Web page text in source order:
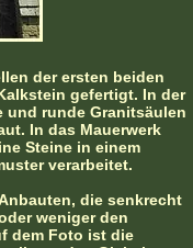
der ersten beiden
gefertigt. In der
und runde Granitsäulen
In das Mauerwerk
Steine in einem
verarbeitet.
die senkrecht
weniger den
dem Foto ist die